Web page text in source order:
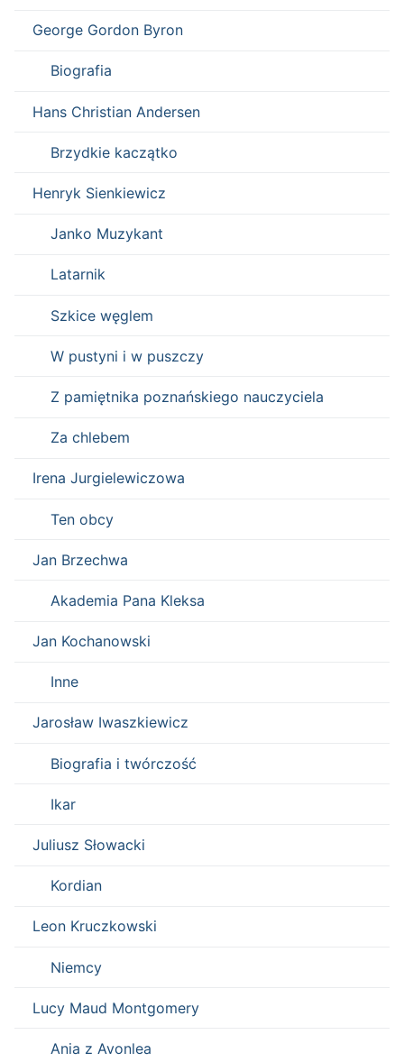
George Gordon Byron
Biografia
Hans Christian Andersen
Brzydkie kaczątko
Henryk Sienkiewicz
Janko Muzykant
Latarnik
Szkice węglem
W pustyni i w puszczy
Z pamiętnika poznańskiego nauczyciela
Za chlebem
Irena Jurgielewiczowa
Ten obcy
Jan Brzechwa
Akademia Pana Kleksa
Jan Kochanowski
Inne
Jarosław Iwaszkiewicz
Biografia i twórczość
Ikar
Juliusz Słowacki
Kordian
Leon Kruczkowski
Niemcy
Lucy Maud Montgomery
Ania z Avonlea